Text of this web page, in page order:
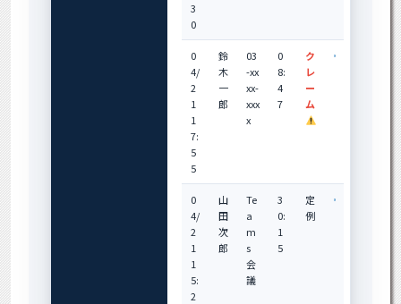
3
0
0
4/
2
1
1
7:
5
5
鈴
木
一
郎
03
-xx
xx-
xxx
x
0
8:
4
7
ク
レ
ー
ム
0
4/
2
1
1
5:
2
山
田
次
郎
Te
a
m
s
会
議
3
0:
1
5
定
例